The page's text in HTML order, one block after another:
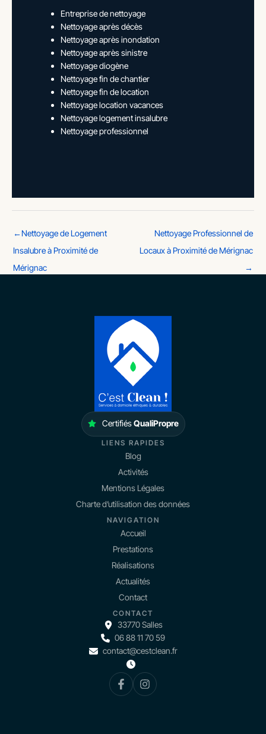
Entreprise de nettoyage
Nettoyage après décès
Nettoyage après inondation
Nettoyage après sinistre
Nettoyage diogène
Nettoyage fin de chantier
Nettoyage fin de location
Nettoyage location vacances
Nettoyage logement insalubre
Nettoyage professionnel
←Nettoyage de Logement
Insalubre à Proximité de
Mérignac
Nettoyage Professionnel de
Locaux à Proximité de Mérignac
→
CertifiésQualiPropre
LIENS RAPIDES
Blog
Activités
Mentions Légales
Charte d’utilisation des données
NAVIGATION
Accueil
Prestations
Réalisations
Actualités
Contact
CONTACT
33770 Salles
06 88 11 70 59
contact@cestclean.fr